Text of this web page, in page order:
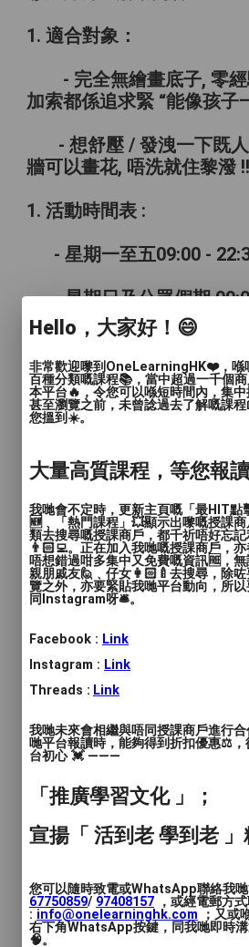
1. 適合對象：
- 完全無繪畫底子, 零經
加索都係追求緊 “能像孩子
- 想舒壓 / 發洩一下既
牆可以畫花, 唔洗就住黎潑
1. 活動時間表 :
- 星期一至五09:00 -
- 星期日及公眾假期
- 時長：約1-1.5小時, 我地
相對你都要準時到呀~
- PM 填寫具體日期, 盡量就
動，參與者將會用顏料撥
個人獨特的藝術作品。
- 我地將提供專業的畫布
具。
2. 穿著建議：
和鞋子。
- 參與者可攜帶額外的衣
- 我地有 保護用雨衣 / 圍
- 報名方式：參與者可提
話進行預訂。
Hello，大家好！😄
非常歡迎嚟到OneLearningHK❤️，喺
百種分類嘅課程📚，當中超過一千個
本平台🔥，令您可以喺短時間內，集中
甚至瀏覽之前，未曾諗過去了解嘅課
您搵到☀️。
大量高質課程，等您報讀
我哋會不定時，更新主頁嘅「最HIT點
🆕﹑「熱門課程」💥顯示出嚟嘅授課
類去搜尋嘅授課商戶，都千祈唔好忘
👨🏻‍💻。正在加入我哋嘅授課商戶，
唔想錯過咁多集中又免費嘅資訊🆓，
親朋戚友🙋﹑仔女👩🏻‍🍼去搜尋，除
覽之外，亦要緊貼我哋平台動向，所
同Instagram呀🛎️。
Facebook : Link
Instagram : Link
Threads : Link
我哋未來會相繼與唔同授課商戶進行
哋平台報讀時，能夠得到折扣優惠⚖️，
台初心 💓 ———
「推廣學習文化 」；
宣揚「 活到老 學到老 」
您可以隨時致電或WhatsApp聯絡我
67750859/ 97408157 ，或經電郵方
: info@onelearninghk.com ；又或
右下角WhatsApp按鍵，同我哋即時
🧠。